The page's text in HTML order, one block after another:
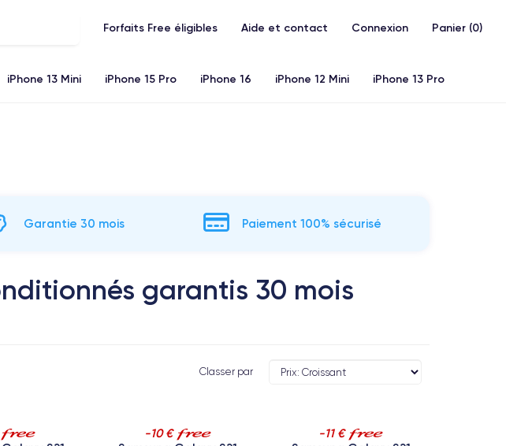
Forfaits Free éligibles Aide et contact Connexion Panier (0)
iPhone 13 Mini iPhone 15 Pro iPhone 16 iPhone 12 Mini iPhone 13 Pro
Garantie 30 mois Paiement 100% sécurisé
garantis 30 mois
Classer par
-10 €
-11 €